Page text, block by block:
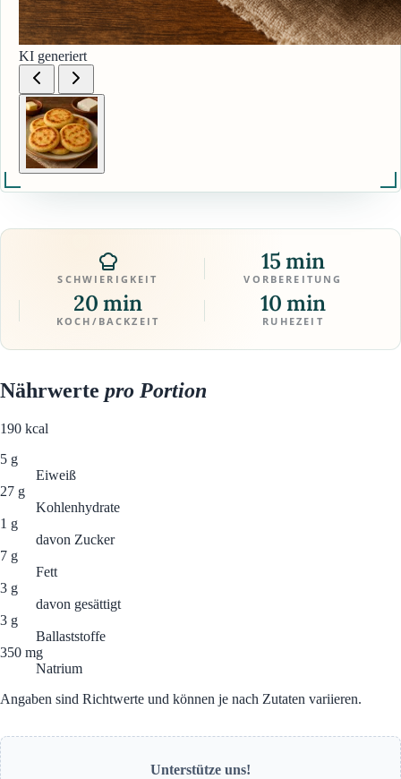
KI generiert
SCHWIERIGKEIT
15 min
VORBEREITUNG
20 min
KOCH/BACKZEIT
10 min
RUHEZEIT
Nährwerte pro Portion
190 kcal
5 g
Eiweiß
27 g
Kohlenhydrate
1 g
davon Zucker
7 g
Fett
3 g
davon gesättigt
3 g
Ballaststoffe
350 mg
Natrium
Angaben sind Richtwerte und können je nach Zutaten variieren.
Unterstütze uns!